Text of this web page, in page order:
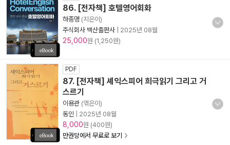
86. [전자책] 호텔영어회화
하종명 (지은이)
주식회사 백산출판사
2025년 08월
25,000원 (1,250원)
PDF
87. [전자책] 셰익스피어 희극읽기 그리고 거
스르기
이용관 (엮은이)
동인
2025년 08월
8,000원 (400원)
만권당에서 무료로 보기